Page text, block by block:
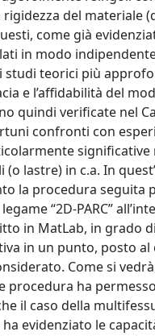
rigidezza del materiale
come già
in modo
studi teorici più
e l’affidabilità del
quindi verificate nel
confronti con
significative
(o lastre) in c.a. In
la procedura seguita
“2D-PARC”
in MatLab, in grado
in un punto, posto al
Come si
procedura ha
il caso della
evidenziato le